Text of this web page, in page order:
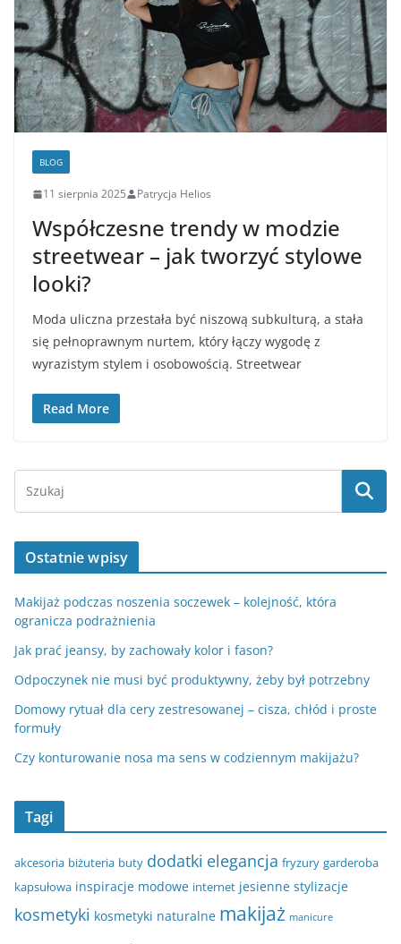
BLOG
11 sierpnia 2025 Patrycja Helios
Współczesne trendy w modzie
streetwear – jak tworzyć stylowe
looki?
Moda uliczna przestała być niszową subkulturą, a stała
się pełnoprawnym nurtem, który łączy wygodę z
wyrazistym stylem i osobowością. Streetwear
Read More
Ostatnie wpisy
Makijaż podczas noszenia soczewek – kolejność, która
ogranicza podrażnienia
Jak prać jeansy, by zachowały kolor i fason?
Odpoczynek nie musi być produktywny, żeby był potrzebny
Domowy rytuał dla cery zestresowanej – cisza, chłód i proste
formuły
Czy konturowanie nosa ma sens w codziennym makijażu?
Tagi
akcesoria biżuteria buty dodatki elegancja fryzury garderoba
kapsułowa inspiracje modowe internet jesienne stylizacje
kosmetyki kosmetyki naturalne makijaż manicure